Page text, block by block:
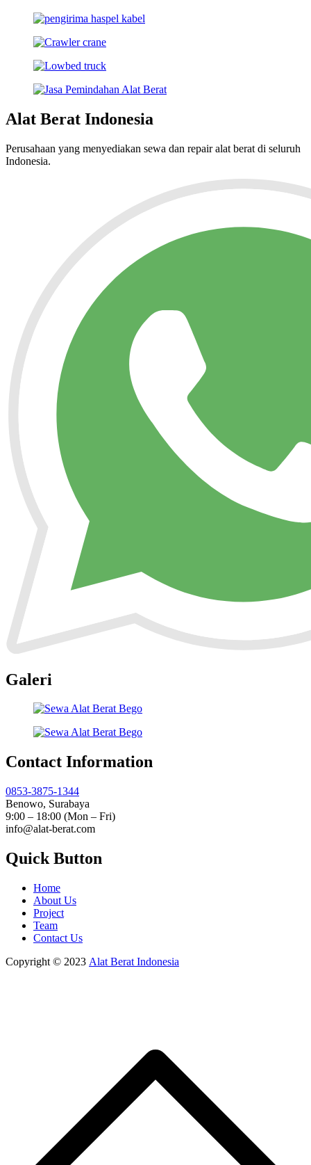
Alat Berat Indonesia
Perusahaan yang menyediakan sewa dan repair alat berat di seluruh
Indonesia.
Galeri
Contact Information
0853-3875-1344
Benowo, Surabaya
9:00 – 18:00 (Mon – Fri)
info@alat-berat.com
Quick Button
Home
About Us
Project
Team
Contact Us
Copyright © 2023 Alat Berat Indonesia